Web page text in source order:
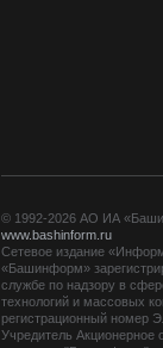
© 1992-2026 АО ИА
www.bashinform.ru
Сетевое издание
«Башинформ»
службе по надзору в
технологий и массовых
регистрационный номер
Учредитель